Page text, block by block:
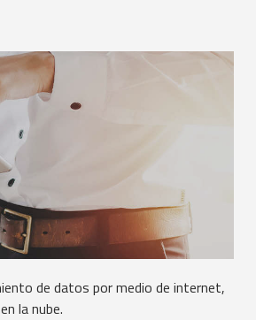
de datos por medio de internet,
la nube.